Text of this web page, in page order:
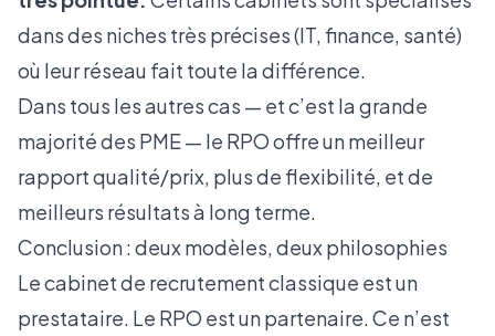
dans des niches très précises (IT, finance, santé)
où leur réseau fait toute la différence.
Dans tous les autres cas — et c’est la grande
majorité des PME — le RPO offre un meilleur
rapport qualité/prix, plus de flexibilité, et de
meilleurs résultats à long terme.
Conclusion : deux modèles, deux philosophies
Le cabinet de recrutement classique est un
prestataire. Le RPO est un partenaire. Ce n’est